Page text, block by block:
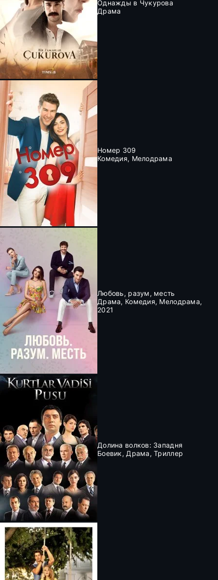
Однажды в Чукурова
Драма
Номер 309
Комедия, Мелодрама
Любовь, разум, месть
Драма, Комедия, Мелодрама,
2021
Долина волков: Западня
Боевик, Драма, Триллер